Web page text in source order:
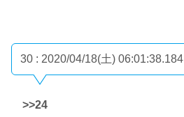
30 : 2020/04/18(土) 06:01:38.184
>>24